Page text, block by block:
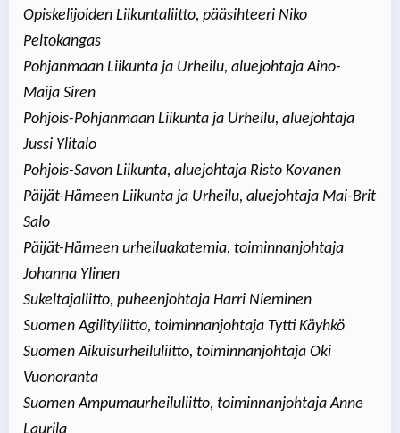
Opiskelijoiden Liikuntaliitto, pääsihteeri Niko
Peltokangas
Pohjanmaan Liikunta ja Urheilu, aluejohtaja Aino-
Maija Siren
Pohjois-Pohjanmaan Liikunta ja Urheilu, aluejohtaja
Jussi Ylitalo
Pohjois-Savon Liikunta, aluejohtaja Risto Kovanen
Päijät-Hämeen Liikunta ja Urheilu, aluejohtaja Mai-Brit
Salo
Päijät-Hämeen urheiluakatemia, toiminnanjohtaja
Johanna Ylinen
Sukeltajaliitto, puheenjohtaja Harri Nieminen
Suomen Agilityliitto, toiminnanjohtaja Tytti Käyhkö
Suomen Aikuisurheiluliitto, toiminnanjohtaja Oki
Vuonoranta
Suomen Ampumaurheiluliitto, toiminnanjohtaja Anne